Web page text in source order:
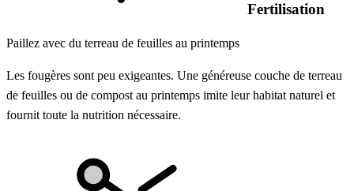
Fertilisation
Paillez avec du terreau de feuilles au printemps
Les fougères sont peu exigeantes. Une généreuse couche de terreau
de feuilles ou de compost au printemps imite leur habitat naturel et
fournit toute la nutrition nécessaire.